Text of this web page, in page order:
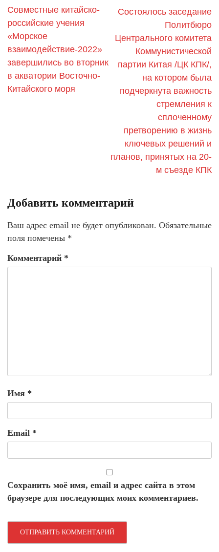
Совместные китайско-
российские учения
«Морское
взаимодействие-2022»
завершились во вторник
в акватории Восточно-
Китайского моря
Состоялось заседание
Политбюро
Центрального комитета
Коммунистической
партии Китая /ЦК КПК/,
на котором была
подчеркнута важность
стремления к
сплоченному
претворению в жизнь
ключевых решений и
планов, принятых на 20-
м съезде КПК
Добавить комментарий
Ваш адрес email не будет опубликован. Обязательные
поля помечены *
Комментарий *
Имя *
Email *
Сохранить моё имя, email и адрес сайта в этом
браузере для последующих моих комментариев.